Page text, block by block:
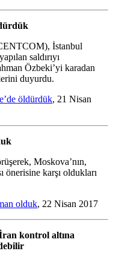
İstanbul
saldırıyı
Özbeki’yi karadan
duyurdu.
öldürdük, 21 Nisan
Moskova’nın,
önerisine karşı oldukları
olduk, 22 Nisan 2017
kontrol altına